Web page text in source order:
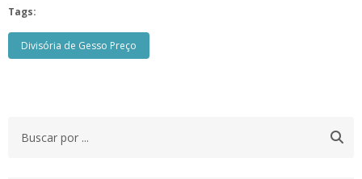
Tags:
Divisória de Gesso Preço